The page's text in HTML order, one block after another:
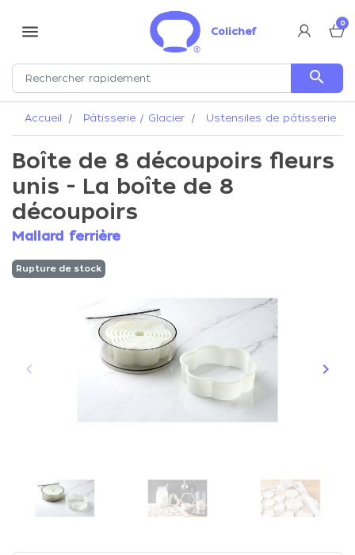
menu Colichef
0
search
Accueil Pâtisserie / Glacier Ustensiles de pâtisserie
Boîte de 8 découpoirs fleurs
unis - La boîte de 8
découpoirs
Mallard ferrière
Rupture de stock
Précédent
keyboard_arrow_left keyboard_arrow_right